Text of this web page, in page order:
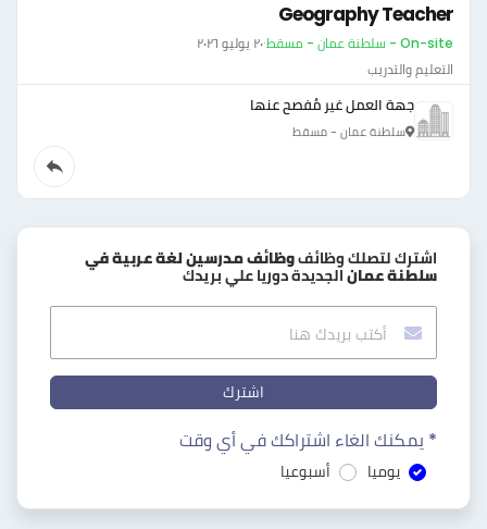
Geography Teacher
On-site - سلطنة عمان - مسقط ·٢٠ يوليو ٢٠٢٦
التعليم والتدريب
جهة العمل غير مُفصح عنها
سلطنة عمان - مسقط
اشترك لتصلك وظائفوظائف مدرسين لغة عربية في
سلطنة عمان الجديدة دوريا علي بريدك
اشترك
* يمكنك الغاء اشتراكك في أي وقت
يوميا أسبوعيا